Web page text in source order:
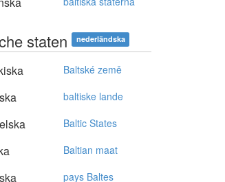
staten nederländska
Baltské země
baltiske lande
Baltic States
Baltian maat
pays Baltes